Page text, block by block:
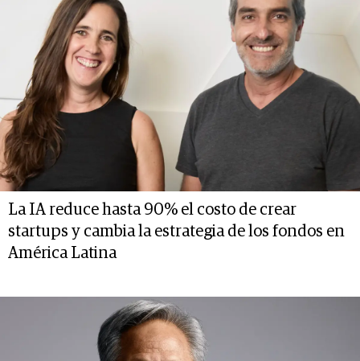
La IA reduce hasta 90% el costo de crear
startups y cambia la estrategia de los fondos en
América Latina